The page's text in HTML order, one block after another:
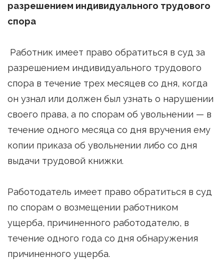
разрешением индивидуального трудового
спора
Работник имеет право обратиться в суд за
разрешением индивидуального трудового
спора в течение трех месяцев со дня, когда
он узнал или должен был узнать о нарушении
своего права, а по спорам об увольнении — в
течение одного месяца со дня вручения ему
копии приказа об увольнении либо со дня
выдачи трудовой книжки.
Работодатель имеет право обратиться в суд
по спорам о возмещении работником
ущерба, причиненного работодателю, в
течение одного года со дня обнаружения
причиненного ущерба.